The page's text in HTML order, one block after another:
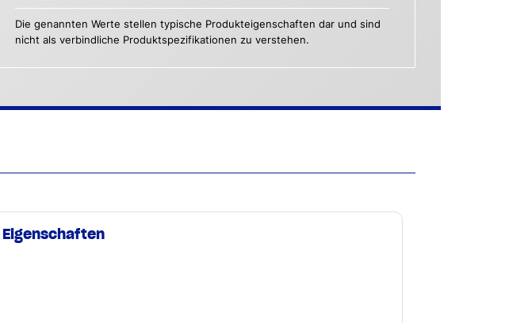
Die genannten Werte stellen typische Produkteigenschaften dar und sind
nicht als verbindliche Produktspezifikationen zu verstehen.
Eigenschaften